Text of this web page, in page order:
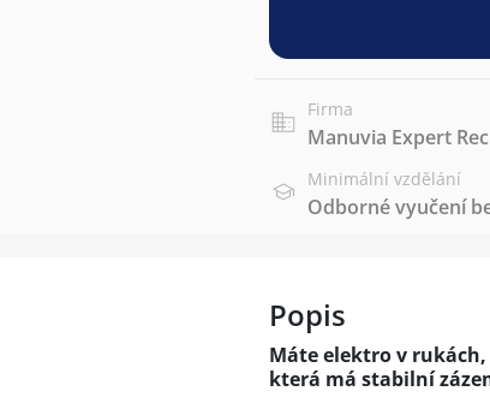
Firma
Manuvia Expert
Minimální vzdělání
Odborné vyučení
Popis
Máte elektro v
která má stabilní